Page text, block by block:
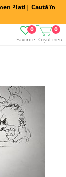
Plat! | Caută în
Favorite
0
Coșul meu
0